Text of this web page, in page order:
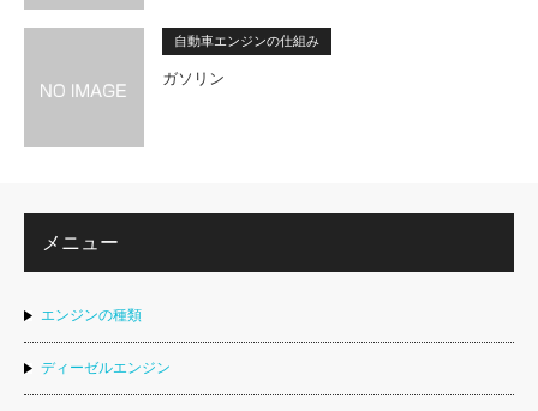
自動車エンジンの仕組み
ガソリン
メニュー
エンジンの種類
ディーゼルエンジン